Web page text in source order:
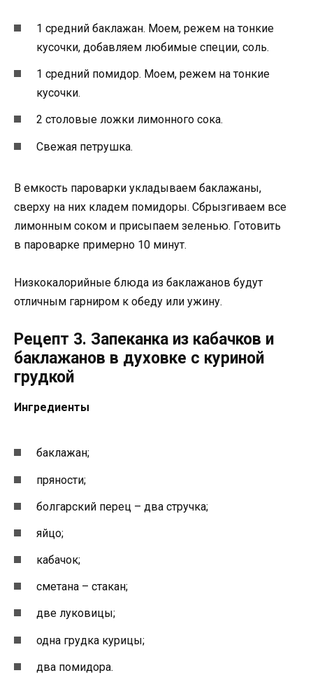
1 средний баклажан. Моем, режем на тонкие
кусочки, добавляем любимые специи, соль.
1 средний помидор. Моем, режем на тонкие
кусочки.
2 столовые ложки лимонного сока.
Свежая петрушка.
В емкость пароварки укладываем баклажаны,
сверху на них кладем помидоры. Сбрызгиваем все
лимонным соком и присыпаем зеленью. Готовить
в пароварке примерно 10 минут.
Низкокалорийные блюда из баклажанов будут
отличным гарниром к обеду или ужину.
Рецепт 3. Запеканка из кабачков и
баклажанов в духовке с куриной
грудкой
Ингредиенты
баклажан;
пряности;
болгарский перец – два стручка;
яйцо;
кабачок;
сметана – стакан;
две луковицы;
одна грудка курицы;
два помидора.